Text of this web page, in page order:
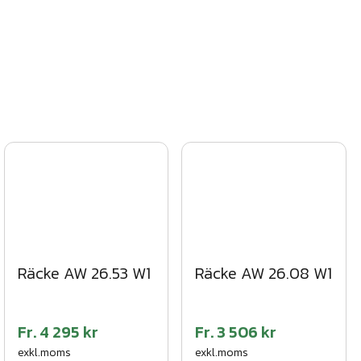
Räcke AW 26.53 W1
Fr.4 295 kr
exkl.moms
Räcke AW 26.08 W1
Fr.3 506 kr
exkl.moms